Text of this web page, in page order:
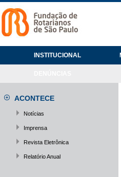
INSTITUCIONAL
ACONTECE
Notícias
Imprensa
Revista Eletrônica
Relatório Anual